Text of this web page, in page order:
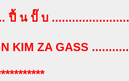
ปี้ น ปั๊ บ .......................
KIM ZA GASS ...........